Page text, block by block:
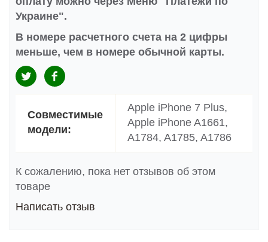
Украине".
В номере расчетного счета на 2 цифры
меньше, чем в номере обычной карты.
Совместимые
модели:
Apple iPhone 7 Plus,
Apple iPhone A1661,
A1784, A1785, A1786
К сожалению, пока нет отзывов об этом
товаре
Написать отзыв